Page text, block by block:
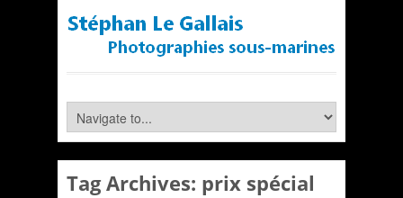
Tag Archives: prix spécial